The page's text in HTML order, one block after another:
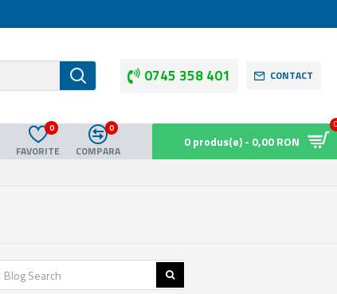
0745 358 401 CONTACT
FAVORITE
0
COMPARA
0
0 produs(e) - 0,00 RON